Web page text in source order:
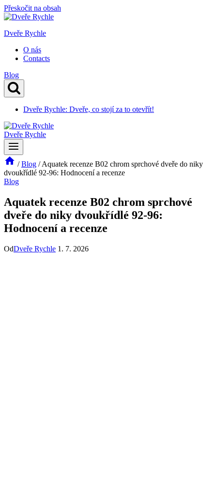
Přeskočit na obsah
Dveře Rychle
O nás
Contacts
Blog
Dveře Rychle: Dveře, co stojí za to otevřít!
Dveře Rychle
/ Blog / Aquatek recenze B02 chrom sprchové dveře do niky
dvoukřídlé 92-96: Hodnocení a recenze
Blog
Aquatek recenze B02 chrom sprchové
dveře do niky dvoukřídlé 92-96:
Hodnocení a recenze
OdDveře Rychle 1. 7. 2026